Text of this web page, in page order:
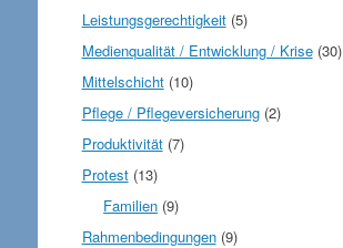
Leistungsgerechtigkeit(5)
Medienqualität / Entwicklung / Krise(30)
Mittelschicht(10)
Pflege / Pflegeversicherung(2)
Produktivität(7)
Protest(13)
Familien (9)
Rahmenbedingungen(9)